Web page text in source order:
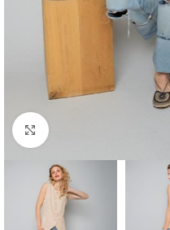
Klick zum Vergrößern